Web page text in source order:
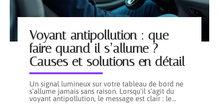
Voyant antipollution : que
faire quand il s’allume ?
Causes et solutions en détail
Un signal lumineux sur votre tableau de bord ne
s'allume jamais sans raison. Lorsqu'il s'agit du
voyant antipollution, le message est clair : le…